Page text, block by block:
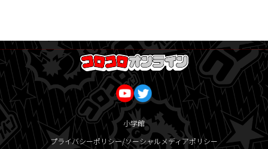
小学館
プライバシーポリシー/ソーシャルメディアポリシー